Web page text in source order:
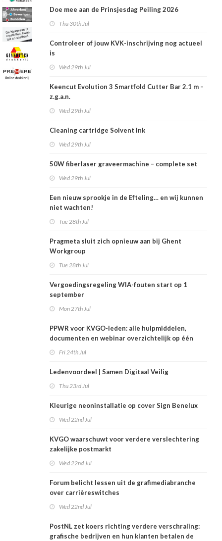
Doe mee aan de Prinsjesdag Peiling 2026
Thu 30th Jul
Controleer of jouw KVK-inschrijving nog actueel
is
Wed 29th Jul
Keencut Evolution 3 Smartfold Cutter Bar 2.1 m –
z.g.a.n.
Wed 29th Jul
Cleaning cartridge Solvent Ink
Wed 29th Jul
50W fiberlaser graveermachine – complete set
Wed 29th Jul
Een nieuw sprookje in de Efteling… en wij kunnen
niet wachten!
Tue 28th Jul
Pragmeta sluit zich opnieuw aan bij Ghent
Workgroup
Tue 28th Jul
Vergoedingsregeling WIA-fouten start op 1
september
Mon 27th Jul
PPWR voor KVGO-leden: alle hulpmiddelen,
documenten en webinar overzichtelijk op één
Fri 24th Jul
Ledenvoordeel | Samen Digitaal Veilig
Thu 23rd Jul
Kleurige neoninstallatie op cover Sign Benelux
Wed 22nd Jul
KVGO waarschuwt voor verdere verslechtering
zakelijke postmarkt
Wed 22nd Jul
Forum belicht lessen uit de grafimediabranche
over carrièreswitches
Wed 22nd Jul
PostNL zet koers richting verdere verschraling:
grafische bedrijven en hun klanten betalen de